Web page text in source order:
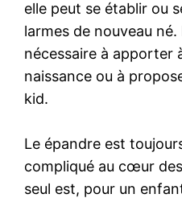
elle peut se établir ou
larmes de nouveau
nécessaire à apporter
naissance ou à
kid.
Le épandre est
compliqué au cœur
seul est, pour un